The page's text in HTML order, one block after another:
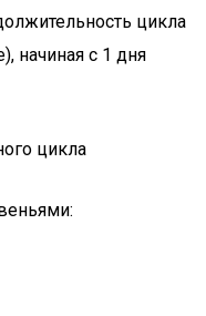
цикла
начиная с 1 дня